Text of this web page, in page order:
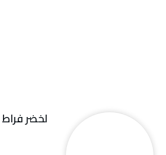
لخضر فراط